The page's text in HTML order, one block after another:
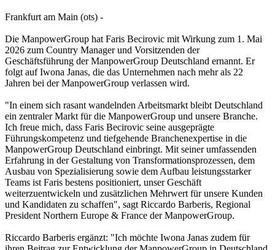
Frankfurt am Main (ots) -
Die ManpowerGroup hat Faris Becirovic mit Wirkung zum 1. Mai
2026 zum Country Manager und Vorsitzenden der
Geschäftsführung der ManpowerGroup Deutschland ernannt. Er
folgt auf Iwona Janas, die das Unternehmen nach mehr als 22
Jahren bei der ManpowerGroup verlassen wird.
"In einem sich rasant wandelnden Arbeitsmarkt bleibt Deutschland
ein zentraler Markt für die ManpowerGroup und unsere Branche.
Ich freue mich, dass Faris Becirovic seine ausgeprägte
Führungskompetenz und tiefgehende Branchenexpertise in die
ManpowerGroup Deutschland einbringt. Mit seiner umfassenden
Erfahrung in der Gestaltung von Transformationsprozessen, dem
Ausbau von Spezialisierung sowie dem Aufbau leistungsstarker
Teams ist Faris bestens positioniert, unser Geschäft
weiterzuentwickeln und zusätzlichen Mehrwert für unsere Kunden
und Kandidaten zu schaffen", sagt Riccardo Barberis, Regional
President Northern Europe & France der ManpowerGroup.
Riccardo Barberis ergänzt: "Ich möchte Iwona Janas zudem für